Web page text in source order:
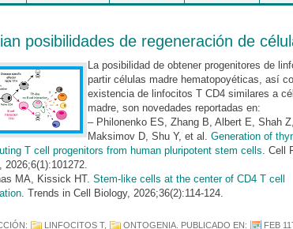
posibilidades de regeneración de
La posibilidad de obtener progenitores de
partir células madre hematopoyéticas, así
existencia de linfocitos T CD4 similares a
madre, son novedades reportadas en:
– Philonenko ES, Zhang B, Albert E, Shah Z,
Maksimov D, Shu Y, et al. Generation of
T cell progenitors from human pluripotent stem cells. Cell
2026;6(1):101272.
MA, Kissick HT. Stem-like cells at the center of CD4 T cell
. Trends in Cell Biology, 2026;36(2):114-124.
LINFOCITOS T, ONTOGENIA. PUBLICADO EN: FEB